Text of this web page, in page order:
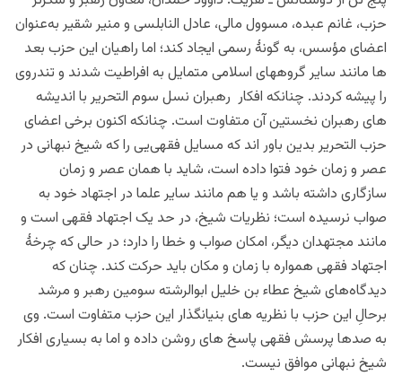
حزب، غانم عبده، مسوول مالی، عادل النابلسی و منیر شقیر به‌عنوان
اعضای مؤسس، به گونۀ رسمی ایجاد کند؛ اما راهیان این حزب بعد
ها مانند سایر گروههای اسلامی متمایل به افراطیت شدند و تندروی
را پیشه کردند. چنانکه افکار رهبران نسل سوم التحریر با اندیشه
های رهبران نخستین آن متفاوت است. چنانکه اکنون برخی اعضای
حزب التحریر بدین باور اند که مسایل فقهی‌یی را که شیخ نبهانی در
عصر و زمان خود فتوا داده است، شاید با ‌همان عصر و زمان
سازگاری داشته باشد و یا هم مانند سایر علما در اجتهاد خود به‌
صواب نرسیده است؛ نظریات شیخ، در حد یک اجتهاد فقهی است و
مانند مجتهدان دیگر، امکان صواب و خطا را دارد؛ در حالی که چرخۀ
اجتهاد فقهی همواره با زمان و مکان باید حرکت کند. چنان که
دیدگاه‌های شیخ عطاء بن خلیل ابوالرشته سومین رهبر و مرشد
برحالِ این حزب با نظریه های بنیانگذار این حزب متفاوت است. وی
به صدها پرسش فقهی پاسخ های روشن داده و اما به بسیاری افکار
شیخ نبهانی موافق نیست.